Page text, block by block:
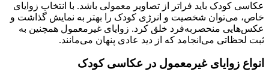
عکاسی کودک باید فراتر از تصاویر معمولی باشد. با انتخاب زوایای
خاص، می‌توان شخصیت و انرژی کودک را بهتر به نمایش گذاشت و
عکس‌هایی منحصر‌به‌فرد خلق کرد. زوایای غیرمعمول همچنین به
ثبت لحظاتی می‌انجامد که از دید عادی پنهان می‌مانند.
انواع زوایای غیرمعمول در عکاسی کودک